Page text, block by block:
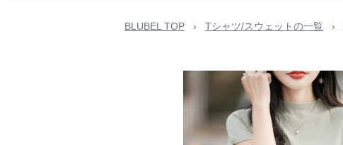
BLUBEL TOP › Tシャツ/スウェットの一覧 ›